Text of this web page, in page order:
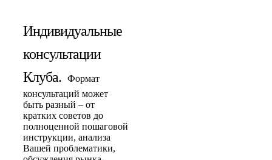
Индивидуальные
консультации
Клуба. Формат
консультаций может
быть разный – от
кратких советов до
полноценной пошаговой
инструкции, анализа
Вашей проблематики,